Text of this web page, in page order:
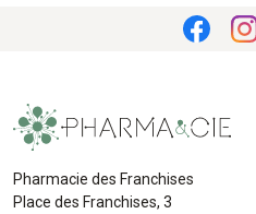
Pharmacie des Franchises
Place des Franchises, 3